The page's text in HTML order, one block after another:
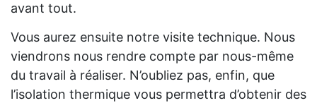
avant tout.
Vous aurez ensuite notre visite technique. Nous
viendrons nous rendre compte par nous-même
du travail à réaliser. N’oubliez pas, enfin, que
l’isolation thermique vous permettra d’obtenir des